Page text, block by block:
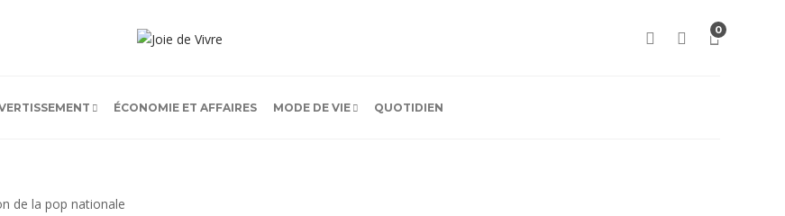
0
ÉCONOMIE ET AFFAIRES MODE DE VIE QUOTIDIEN